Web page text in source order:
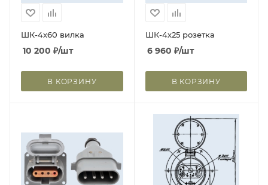
ШК-4х60 вилка
10 200 ₽/шт
В КОРЗИНУ
ШК-4х25 розетка
6 960 ₽/шт
В КОРЗИНУ